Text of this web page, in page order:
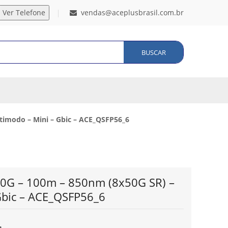
vendas@aceplusbrasil.com.br
BUSCAR
– Mini – Gbic – ACE_QSFP56_6
– 100m – 850nm (8x50G SR) –
– ACE_QSFP56_6